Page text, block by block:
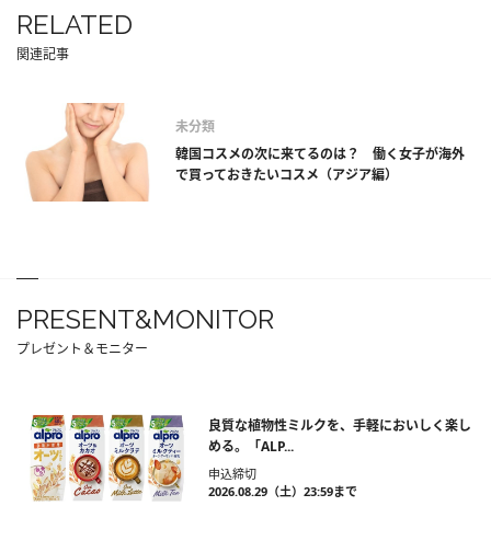
RELATED
関連記事
未分類
韓国コスメの次に来てるのは？ 働く女子が海外
で買っておきたいコスメ（アジア編）
PRESENT&MONITOR
プレゼント＆モニター
良質な植物性ミルクを、手軽においしく楽し
める。「ALP...
申込締切
2026.08.29（土）23:59まで